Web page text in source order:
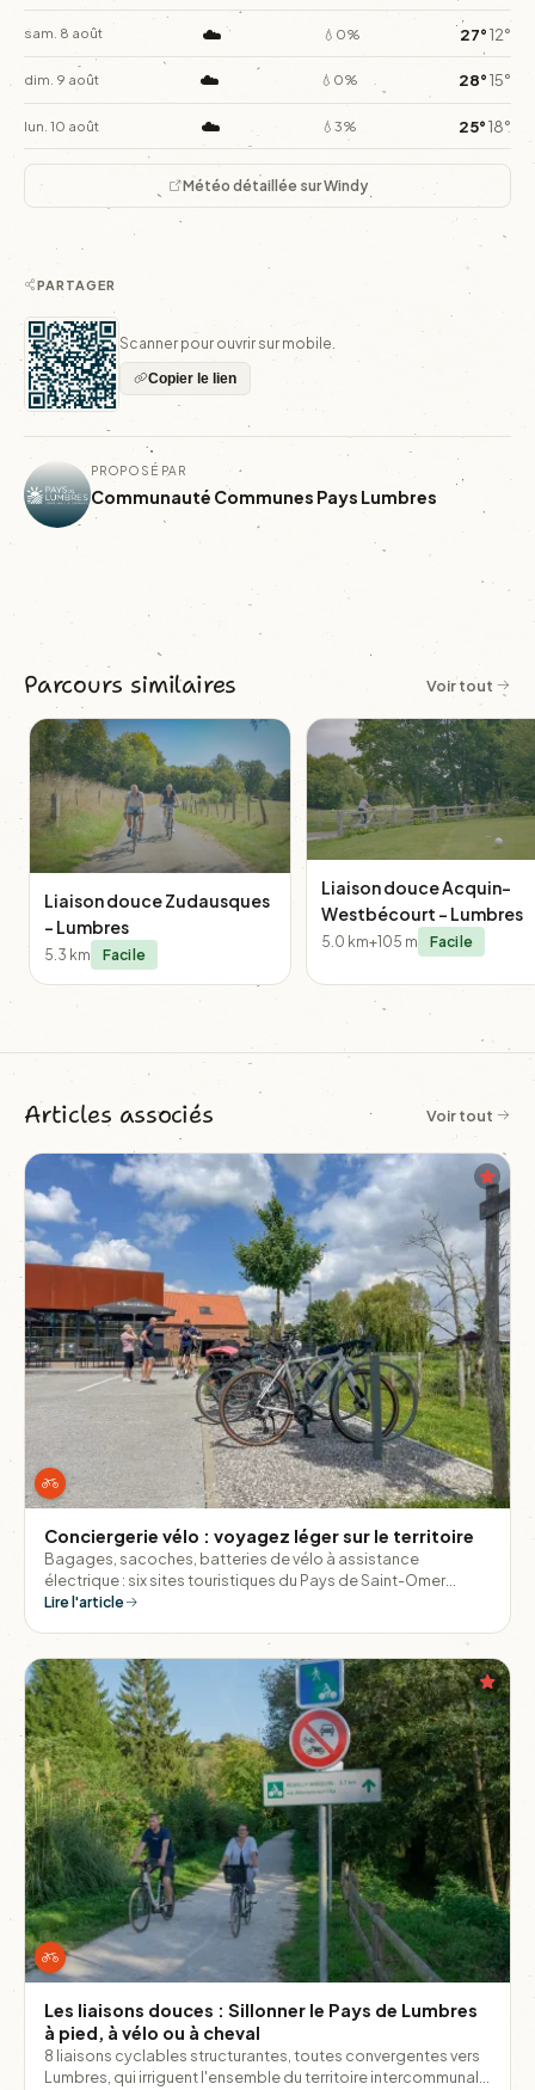
sam. 8 août ☁️ 💧0% 27°12°
dim. 9 août ☁️ 💧0% 28°15°
lun. 10 août ☁️ 💧3% 25°18°
Météo détaillée sur Windy
PARTAGER
Scanner pour ouvrir sur mobile.
Copier le lien
PROPOSÉ PAR
Communauté Communes Pays Lumbres
Parcours similaires Voir tout
Liaison douce Zudausques
- Lumbres
5.3 km Facile
Liaison douce Acquin-
Westbécourt - Lumbres
5.0 km+105 m Facile
Articles associés Voir tout
Conciergerie vélo : voyagez léger sur le territoire
Bagages, sacoches, batteries de vélo à assistance
électrique : six sites touristiques du Pays de Saint-Omer
proposent un dépôt sécurisé et gratuit pour explorer la
Lire l'article
Les liaisons douces : Sillonner le Pays de Lumbres
à pied, à vélo ou à cheval
8 liaisons cyclables structurantes, toutes convergentes vers
Lumbres, qui irriguent l'ensemble du territoire intercommunal